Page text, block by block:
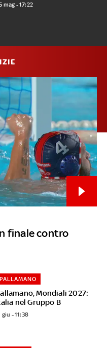
mag - 17:22
finale contro
Mondiali 2027:
nel Gruppo B
PALLAMANO
giu - 11:38